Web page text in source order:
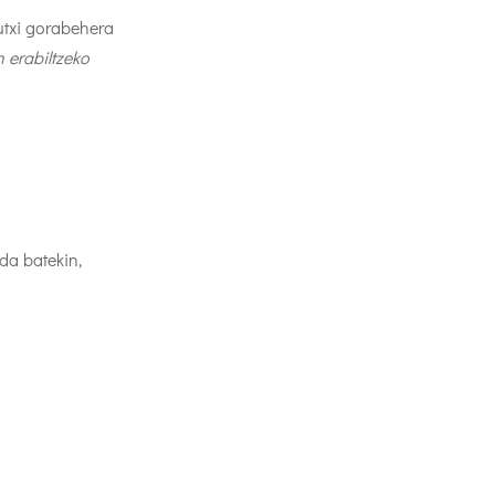
gorabehera
erabiltzeko
batekin,